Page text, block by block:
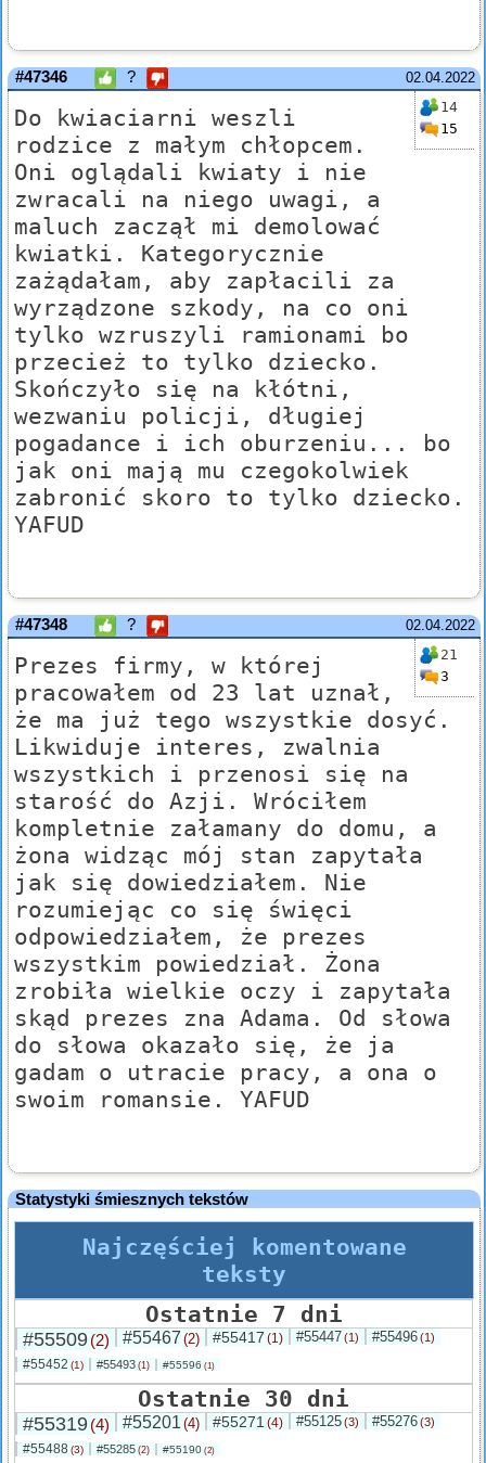
02.04.2022
#47346 ?
14
15
Do kwiaciarni weszli
rodzice z małym chłopcem.
Oni oglądali kwiaty i nie
zwracali na niego uwagi, a
maluch zaczął mi demolować
kwiatki. Kategorycznie
zażądałam, aby zapłacili za
wyrządzone szkody, na co oni
tylko wzruszyli ramionami bo
przecież to tylko dziecko.
Skończyło się na kłótni,
wezwaniu policji, długiej
pogadance i ich oburzeniu... bo
jak oni mają mu czegokolwiek
zabronić skoro to tylko dziecko.
YAFUD
02.04.2022
#47348 ?
21
3
Prezes firmy, w której
pracowałem od 23 lat uznał,
że ma już tego wszystkie dosyć.
Likwiduje interes, zwalnia
wszystkich i przenosi się na
starość do Azji. Wróciłem
kompletnie załamany do domu, a
żona widząc mój stan zapytała
jak się dowiedziałem. Nie
rozumiejąc co się święci
odpowiedziałem, że prezes
wszystkim powiedział. Żona
zrobiła wielkie oczy i zapytała
skąd prezes zna Adama. Od słowa
do słowa okazało się, że ja
gadam o utracie pracy, a ona o
swoim romansie. YAFUD
Statystyki śmiesznych tekstów
Najczęściej komentowane
teksty
Ostatnie 7 dni
#55509(2) #55467 (2) #55417 (1) #55447(1) #55496(1)
#55452 (1) #55493 (1) #55596 (1)
Ostatnie 30 dni
#55319(4) #55201 (4) #55271 (4) #55125(3) #55276(3)
#55488 (3) #55285 (2) #55190 (2)